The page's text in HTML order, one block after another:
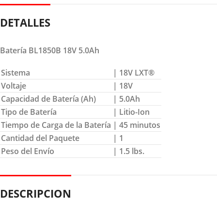
DETALLES
Batería BL1850B 18V 5.0Ah
Sistema
| 18V LXT®
Voltaje
| 18V
Capacidad de Batería (Ah)
| 5.0Ah
Tipo de Batería
| Litio-Ion
Tiempo de Carga de la Batería | 45 minutos
Cantidad del Paquete
| 1
Peso del Envío
| 1.5 lbs.
DESCRIPCION